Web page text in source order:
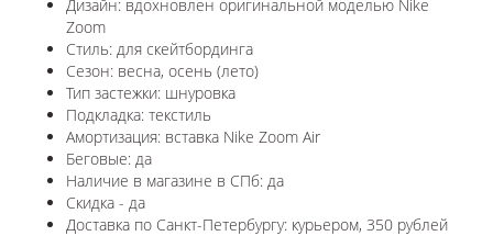
Дизайн: вдохновлен оригинальной моделью Nike
Zoom
Стиль: для скейтбординга
Сезон: весна, осень (лето)
Тип застежки: шнуровка
Подкладка: текстиль
Амортизация: вставка Nike Zoom Air
Беговые: да
Наличие в магазине в СПб: да
Скидка - да
Доставка по Санкт-Петербургу: курьером, 350 рублей